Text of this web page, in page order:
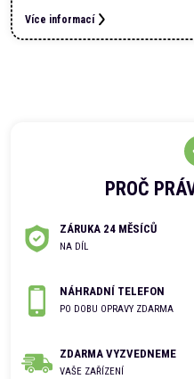
PROČ
ZÁRUKA 24 MĚSÍCŮ
NA DÍL
NÁHRADNÍ TELEFON
PO DOBU OPRAVY ZDARMA
ZDARMA VYZVEDNEME
VAŠE ZAŘÍZENÍ
Více informací